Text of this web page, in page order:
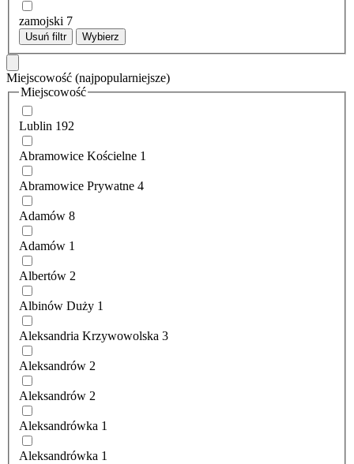
zamojski 7
Usuń filtr Wybierz
Miejscowość (najpopularniejsze)
Miejscowość
Lublin 192
Abramowice Kościelne 1
Abramowice Prywatne 4
Adamów 8
Adamów 1
Albertów 2
Albinów Duży 1
Aleksandria Krzywowolska 3
Aleksandrów 2
Aleksandrów 2
Aleksandrówka 1
Aleksandrówka 1